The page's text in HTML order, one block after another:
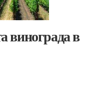
винограда в